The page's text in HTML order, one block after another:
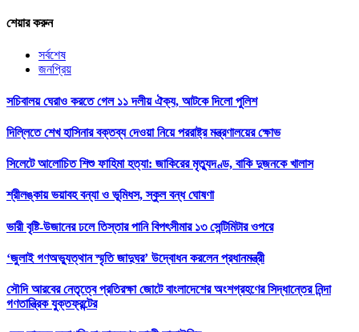
শেয়ার করুন
সর্বশেষ
জনপ্রিয়
সচিবালয় ঘেরাও করতে গেল ১১ দলীয় ঐক্য, আটকে দিলো পুলিশ
দিল্লিতে শেখ হাসিনার বক্তব্য দেওয়া নিয়ে পররাষ্ট্র মন্ত্রণালয়ের ক্ষোভ
সিলেটে আলোচিত শিশু ফাহিমা হত্যা: জাকিরের মৃত্যুদণ্ড, বাকি দুজনকে খালাস
শ্রীলঙ্কায় ভয়াবহ বন্যা ও ভূমিধস, স্কুল বন্ধ ঘোষণা
ভারী বৃষ্টি-উজানের ঢলে তিস্তার পানি বিপৎসীমার ১৩ সেন্টিমিটার ওপরে
‘জুলাই গণঅভ্যুত্থান স্মৃতি জাদুঘর’ উদ্বোধন করলেন প্রধানমন্ত্রী
সৌদি আরবের নেতৃত্বে প্রতিরক্ষা জোটে বাংলাদেশের অংশগ্রহণের সিদ্ধান্তের নিন্দা
গণতান্ত্রিক যুক্তফ্রন্টের